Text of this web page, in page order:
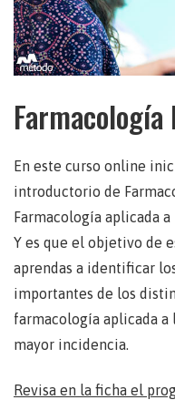
Farmacología
En este curso online
introductorio de
Farmacología aplicada
Y es que el objetivo de
aprendas a identificar
importantes de los
farmacología aplicada a
mayor incidencia.
Revisa en la ficha el